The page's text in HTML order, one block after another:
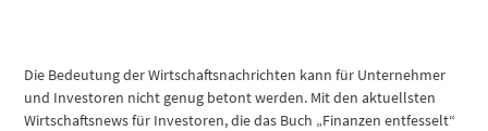
Die Bedeutung der Wirtschaftsnachrichten kann für Unternehmer
und Investoren nicht genug betont werden. Mit den aktuellsten
Wirtschaftsnews für Investoren, die das Buch „Finanzen entfesselt“